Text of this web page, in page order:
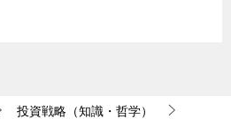
投資戦略（知識・哲学）